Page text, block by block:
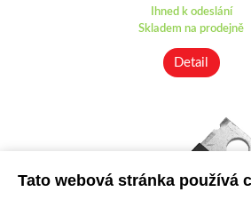
Tato webová stránka používá
Ihned k odeslání
Skladem na prodejně
Detail